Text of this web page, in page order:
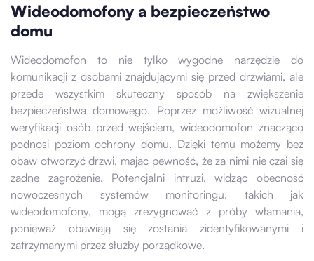
Wideodomofony a bezpieczeństwo
domu
Wideodomofon to nie tylko wygodne narzędzie do
komunikacji z osobami znajdującymi się przed drzwiami, ale
przede wszystkim skuteczny sposób na zwiększenie
bezpieczeństwa domowego. Poprzez możliwość wizualnej
weryfikacji osób przed wejściem, wideodomofon znacząco
podnosi poziom ochrony domu. Dzięki temu możemy bez
obaw otworzyć drzwi, mając pewność, że za nimi nie czai się
żadne zagrożenie. Potencjalni intruzi, widząc obecność
nowoczesnych systemów monitoringu, takich jak
wideodomofony, mogą zrezygnować z próby włamania,
ponieważ obawiają się zostania zidentyfikowanymi i
zatrzymanymi przez służby porządkowe.